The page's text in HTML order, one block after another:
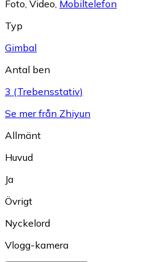
Foto, Video, Mobiltelefon
Typ
Gimbal
Antal ben
3 (Trebensstativ)
Se mer från Zhiyun
Allmänt
Huvud
Ja
Övrigt
Nyckelord
Vlogg-kamera